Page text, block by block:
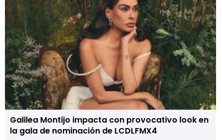
Galilea Montijo impacta con provocativo look en
la gala de nominación de LCDLFMX4